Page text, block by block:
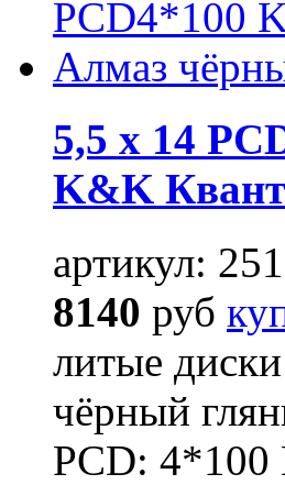
5,5 x 14
K&K Квант
артикул:
8140 руб
литые диски
чёрный
PCD: 4*100